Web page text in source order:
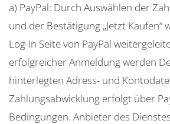
a) PayPal: Durch Auswählen der
und der Bestätigung „Jetzt Kaufen“
Log-In Seite von PayPal
erfolgreicher Anmeldung werden
hinterlegten Adress- und
Zahlungsabwicklung erfolgt über
Bedingungen. Anbieter des